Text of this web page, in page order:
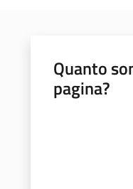
Quanto
pagina?